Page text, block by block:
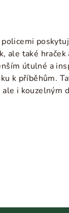
ale také hraček
útulné a
k příběhům.
i kouzelným